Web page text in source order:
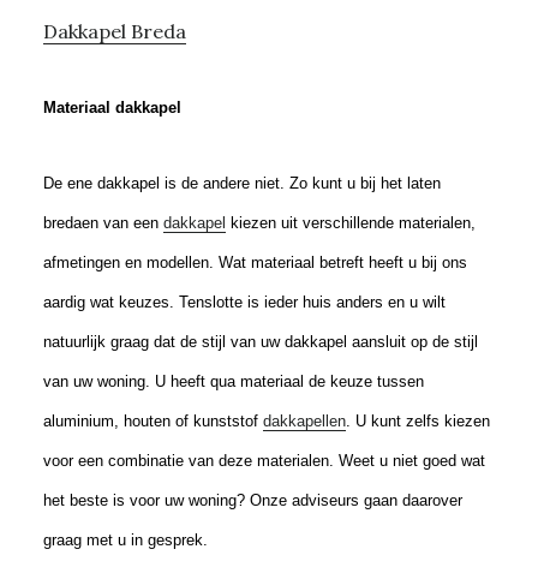
Dakkapel Breda
Materiaal dakkapel
De ene dakkapel is de andere niet. Zo kunt u bij het laten
bredaen van een dakkapel kiezen uit verschillende materialen,
afmetingen en modellen. Wat materiaal betreft heeft u bij ons
aardig wat keuzes. Tenslotte is ieder huis anders en u wilt
natuurlijk graag dat de stijl van uw dakkapel aansluit op de stijl
van uw woning. U heeft qua materiaal de keuze tussen
aluminium, houten of kunststof dakkapellen. U kunt zelfs kiezen
voor een combinatie van deze materialen. Weet u niet goed wat
het beste is voor uw woning? Onze adviseurs gaan daarover
graag met u in gesprek.